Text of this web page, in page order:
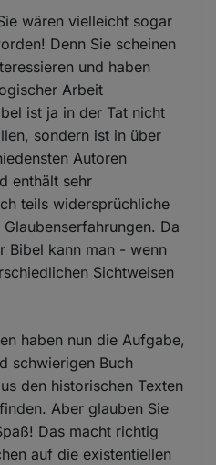
wären vielleicht sogar
Denn Sie scheinen
und haben
Arbeit
ist ja in der Tat nicht
sondern ist in über
Autoren
enthält sehr
teils widersprüchliche
Da
Bibel kann man - wenn
Sichtweisen
haben nun die Aufgabe,
schwierigen Buch
den historischen Texten
Aber glauben Sie
Das macht richtig
auf die existentiellen